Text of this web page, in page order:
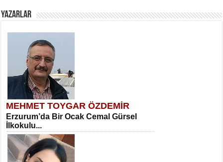
YAZARLAR
MEHMET TOYGAR ÖZDEMİR
Erzurum’da Bir Ocak Cemal Gürsel
İlkokulu...